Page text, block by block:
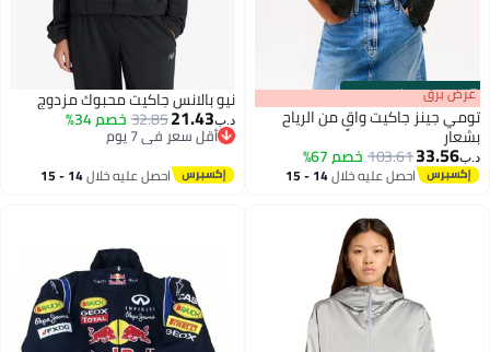
00m:00s
·باقي 100% عرض برق
تومي جينز جاكيت واقٍ من الرياح
بشعار
د.ب‏33.56
103.61 خصم 67%
احصل عليه خلال 14 - 15
نيو بالانس جاكيت محبوك مزدوج
د.ب‏21.43
32.85 خصم 34%
أقل سعر في 7 يوم
أقل سعر في 7 يوم
احصل عليه خلال 14 - 15